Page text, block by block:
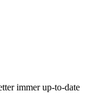
immer up-to-date